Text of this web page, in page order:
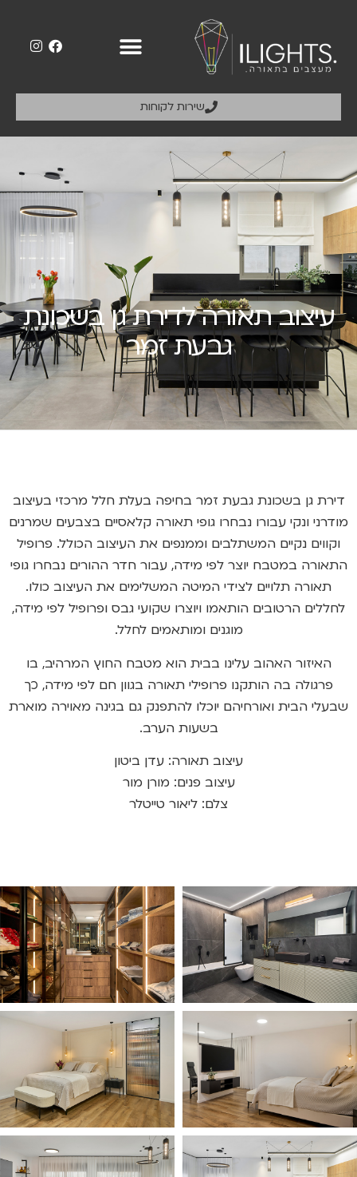
שירות לקוחות
עיצוב תאורה לדירת גן בשכונת
גבעת זמר
דירת גן בשכונת גבעת זמר בחיפה בעלת חלל מרכזי בעיצוב
מודרני ונקי עבורו נבחרו גופי תאורה קלאסיים בצבעים שמרנים
וקווים נקיים המשתלבים וממנפים את העיצוב הכולל. פרופיל
התאורה במטבח יוצר לפי מידה, עבור חדר ההורים נבחרו גופי
תאורה תלויים לצידי המיטה המשלימים את העיצוב כולו.
לחללים הרטובים הותאמו ויוצרו שקועי גבס ופרופיל לפי מידה,
מוגנים ומותאמים לחלל.
האיזור האהוב עלינו בבית הוא מטבח החוץ המרהיב, בו
פרגולה בה הותקנו פרופילי תאורה בגוון חם לפי מידה, כך
שבעלי הבית ואורחיהם יוכלו להתפנק גם בגינה מאוירה מוארת
בשעות הערב.
עיצוב תאורה: עדן ביטון
עיצוב פנים: מורן מור
צלם: ליאור טייטלר